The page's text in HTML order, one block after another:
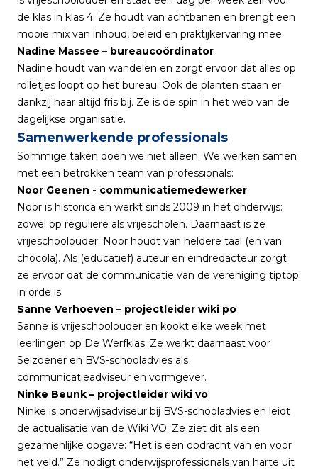
de klas in klas 4. Ze houdt van achtbanen en brengt een
mooie mix van inhoud, beleid en praktijkervaring mee.
Nadine Massee – bureaucoördinator
Nadine houdt van wandelen en zorgt ervoor dat alles op
rolletjes loopt op het bureau. Ook de planten staan er
dankzij haar altijd fris bij. Ze is de spin in het web van de
dagelijkse organisatie.
Samenwerkende professionals
Sommige taken doen we niet alleen. We werken samen
met een betrokken team van professionals:
Noor Geenen - communicatiemedewerker
Noor is historica en werkt sinds 2009 in het onderwijs:
zowel op reguliere als vrijescholen. Daarnaast is ze
vrijeschoolouder. Noor houdt van heldere taal (en van
chocola). Als (educatief) auteur en eindredacteur zorgt
ze ervoor dat de communicatie van de vereniging tiptop
in orde is.
Sanne Verhoeven – projectleider wiki po
Sanne is vrijeschoolouder en kookt elke week met
leerlingen op De Werfklas. Ze werkt daarnaast voor
Seizoener en BVS-schooladvies als
communicatieadviseur en vormgever.
Ninke Beunk – projectleider wiki vo
Ninke is onderwijsadviseur bij BVS-schooladvies en leidt
de actualisatie van de Wiki VO. Ze ziet dit als een
gezamenlijke opgave: “Het is een opdracht van en voor
het veld.” Ze nodigt onderwijsprofessionals van harte uit